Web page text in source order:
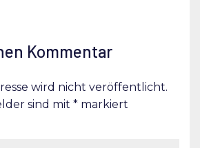
Kommentar
wird nicht veröffentlicht.
sind mit * markiert